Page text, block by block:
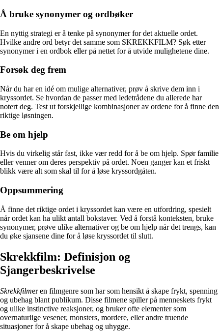
Å bruke synonymer og ordbøker
En nyttig strategi er å tenke på synonymer for det aktuelle ordet.
Hvilke andre ord betyr det samme som SKREKKFILM? Søk etter
synonymer i en ordbok eller på nettet for å utvide mulighetene dine.
Forsøk deg frem
Når du har en idé om mulige alternativer, prøv å skrive dem inn i
kryssordet. Se hvordan de passer med ledetrådene du allerede har
notert deg. Test ut forskjellige kombinasjoner av ordene for å finne den
riktige løsningen.
Be om hjelp
Hvis du virkelig står fast, ikke vær redd for å be om hjelp. Spør familie
eller venner om deres perspektiv på ordet. Noen ganger kan et friskt
blikk være alt som skal til for å løse kryssordgåten.
Oppsummering
Å finne det riktige ordet i kryssordet kan være en utfordring, spesielt
når ordet kan ha ulikt antall bokstaver. Ved å forstå konteksten, bruke
synonymer, prøve ulike alternativer og be om hjelp når det trengs, kan
du øke sjansene dine for å løse kryssordet til slutt.
Skrekkfilm: Definisjon og
Sjangerbeskrivelse
Skrekkfilmer en filmgenre som har som hensikt å skape frykt, spenning
og ubehag blant publikum. Disse filmene spiller på menneskets frykt
og ulike instinctive reaksjoner, og bruker ofte elementer som
overnaturlige vesener, monsters, mordere, eller andre truende
situasjoner for å skape ubehag og uhygge.